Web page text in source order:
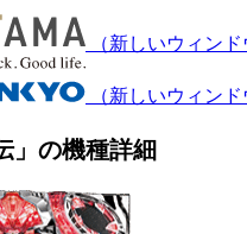
（新しいウィン
（新しいウィン
」の機種詳細